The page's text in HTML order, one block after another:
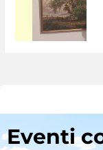
Eventi